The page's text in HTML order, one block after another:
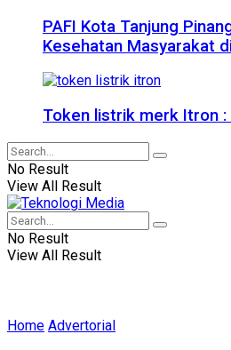
PAFI Kota Tanjung
Kesehatan Masyarakat
Token listrik merk Itron
No Result
View All Result
No Result
View All Result
Home Advertorial